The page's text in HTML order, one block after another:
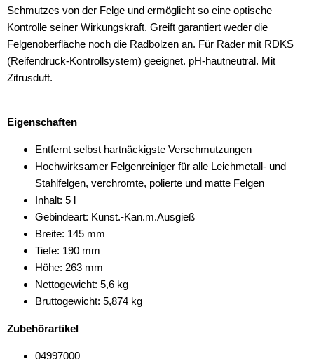
Schmutzes von der Felge und ermöglicht so eine optische
Kontrolle seiner Wirkungskraft. Greift garantiert weder die
Felgenoberfläche noch die Radbolzen an. Für Räder mit RDKS
(Reifendruck-Kontrollsystem) geeignet. pH-hautneutral. Mit
Zitrusduft.
Eigenschaften
Entfernt selbst hartnäckigste Verschmutzungen
Hochwirksamer Felgenreiniger für alle Leichmetall- und
Stahlfelgen, verchromte, polierte und matte Felgen
Inhalt: 5 l
Gebindeart: Kunst.-Kan.m.Ausgieß
Breite: 145 mm
Tiefe: 190 mm
Höhe: 263 mm
Nettogewicht: 5,6 kg
Bruttogewicht: 5,874 kg
Zubehörartikel
04997000